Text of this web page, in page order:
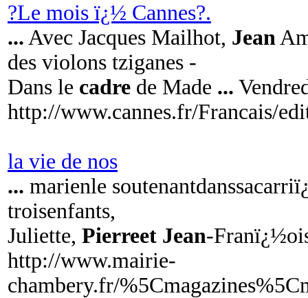
?Le mois ï¿½ Cannes?.
... Avec Jacques Mailhot, Jean
des violons tziganes -
Dans le cadre de Made ...
http://www.cannes.fr/Francais/
la vie de nos
... marienle
troisenfants,
Juliette, Pierreet Jean-
http://www.mairie-
chambery.fr/